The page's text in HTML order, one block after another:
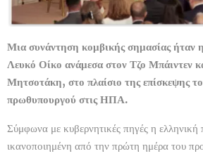
Μια συνάντηση κομβικής σημασίας ήταν
Λευκό Οίκο ανάμεσα στον Τζο Μπάιντεν
Μητσοτάκη, στο πλαίσιο της επίσκεψης
πρωθυπουργού στις ΗΠΑ.
Σύμφωνα με κυβερνητικές πηγές η ελληνική
ικανοποιημένη από την πρώτη ημέρα του